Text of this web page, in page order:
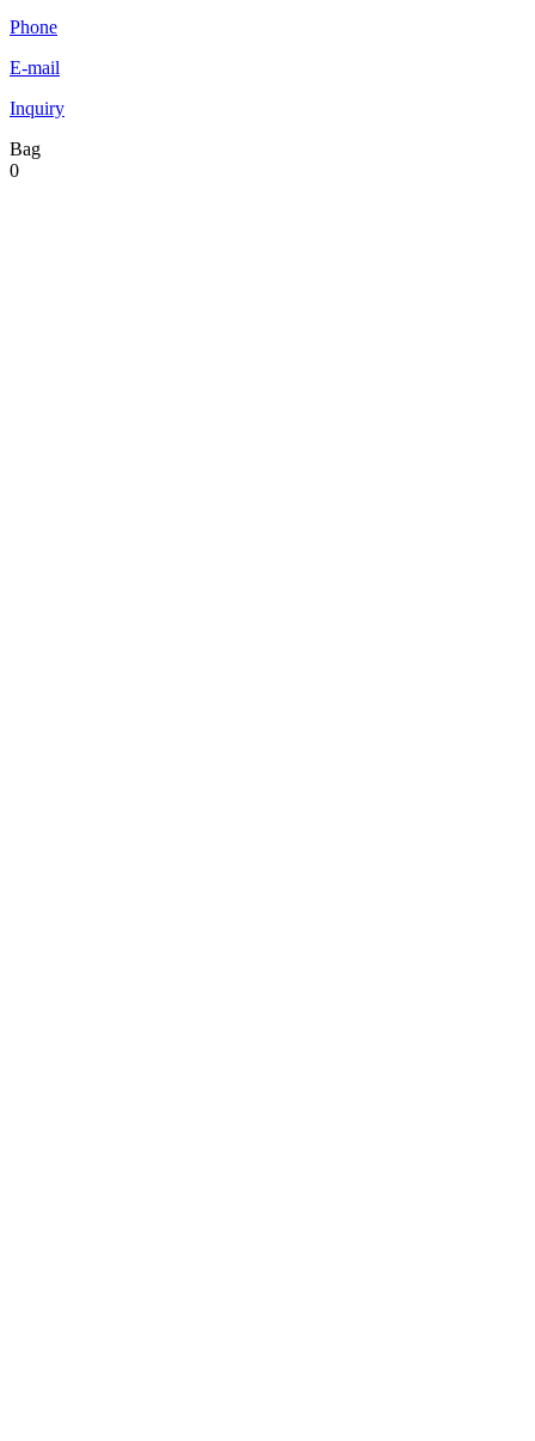
Phone
E-mail
Inquiry
Bag
0